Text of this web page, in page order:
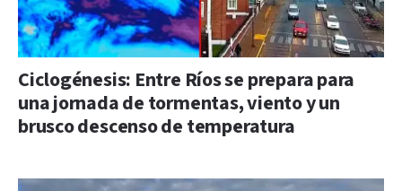
Ciclogénesis: Entre Ríos se prepara para
una jornada de tormentas, viento y un
brusco descenso de temperatura